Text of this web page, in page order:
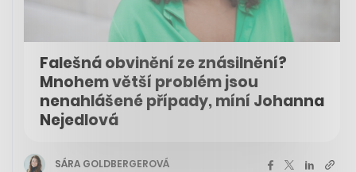
Falešná obvinění ze znásilnění?
Mnohem větší problém jsou
nenahlášené případy, míní Johanna
Nejedlová
SÁRA GOLDBERGEROVÁ